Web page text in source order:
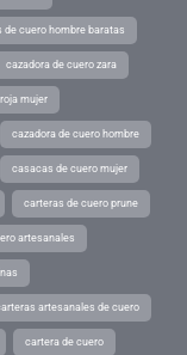
de cuero hombre baratas
cazadora de cuero zara
mujer
cazadora de cuero hombre
casacas de cuero mujer
carteras de cuero prune
artesanales
artesanales de cuero
cartera de cuero